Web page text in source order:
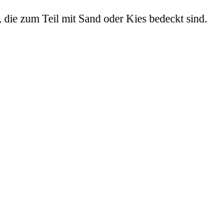
die zum Teil mit Sand oder Kies bedeckt sind.